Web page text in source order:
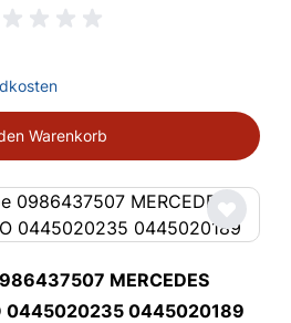
Warenkorb
MERCEDES
0445020235 ­0445020189